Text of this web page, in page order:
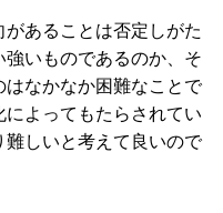
あることは否定しがた
いものであるのか、そ
なかなか困難なことで
よってもたらされてい
難しいと考えて良いので